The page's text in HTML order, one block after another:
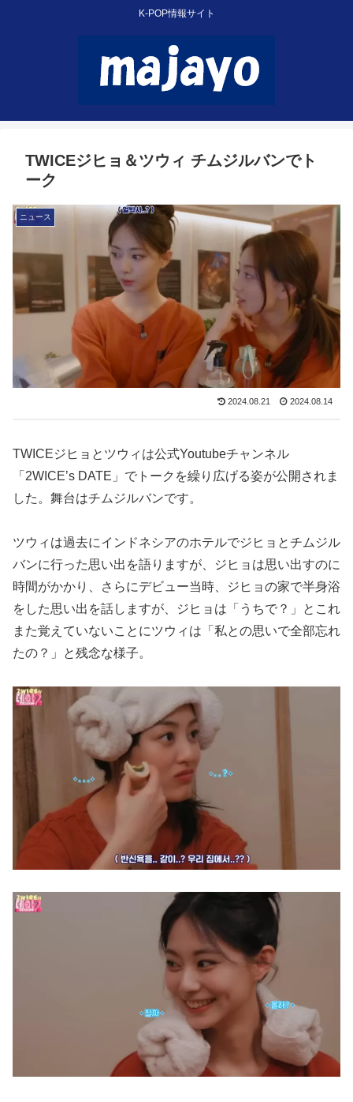
K-POP情報サイト
TWICEジヒョ＆ツウィ チムジルバンでト
ーク
ニュース
2024.08.21 2024.08.14
TWICEジヒョとツウィは公式Youtubeチャンネル
「2WICE’s DATE」でトークを繰り広げる姿が公開されま
した。舞台はチムジルバンです。
ツウィは過去にインドネシアのホテルでジヒョとチムジル
バンに行った思い出を語りますが、ジヒョは思い出すのに
時間がかかり、さらにデビュー当時、ジヒョの家で半身浴
をした思い出を話しますが、ジヒョは「うちで？」とこれ
また覚えていないことにツウィは「私との思いで全部忘れ
たの？」と残念な様子。